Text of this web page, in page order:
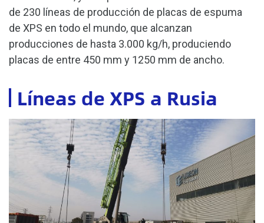
de 230 líneas de producción de placas de espuma
de XPS en todo el mundo, que alcanzan
producciones de hasta 3.000 kg/h, produciendo
placas de entre 450 mm y 1250 mm de ancho.
Líneas de XPS a Rusia